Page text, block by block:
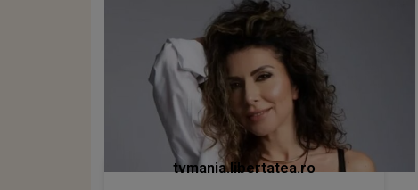
tvmania.libertatea.ro